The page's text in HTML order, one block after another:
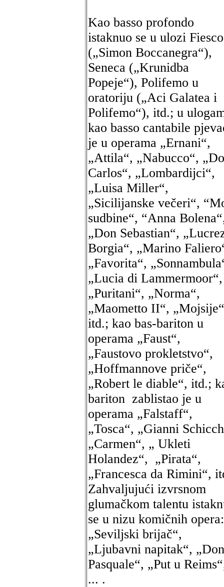
Kao basso profondo
istaknuo se u ulozi Fiesco
(„Simon Boccanegra“),
Seneca („Krunidba
Popeje“), Polifemo u
oratoriju („Aci Galatea i
Polifemo“), itd.; u
kao basso cantabile
je u operama „Ernani“,
„Attila“, „Nabucco“,
Carlos“, „Lombardijci“,
„Luisa Miller“,
„Sicilijanske večeri“,
sudbine“, “Anna
„Don Sebastian“,
Borgia“, „Marino
„Favorita“,
„Lucia di Lammermoor“,
„Puritani“, „Norma“,
„Maometto II“,
itd.; kao bas-bariton u
operama „Faust“,
„Faustovo prokletstvo“,
„Hoffmannove priče“,
„Robert le diable“, itd.;
bariton zablistao je u
operama „Falstaff“,
„Tosca“, „Gianni
„Carmen“, „ Ukleti
Holandez“, „Pirata“,
„Francesca da Rimini“,
Zahvaljujući izvrsnom
glumačkom talentu
se u nizu komičnih opera:
„Seviljski brijač“,
„Ljubavni napitak“, „Don
Pasquale“, „Put u
... .